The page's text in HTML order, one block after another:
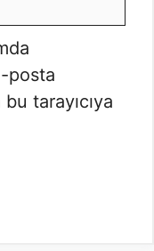
posta
tarayıcıya